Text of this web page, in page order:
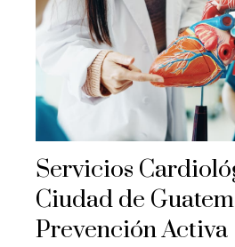
Servicios
Ciudad de
Prevención Activa